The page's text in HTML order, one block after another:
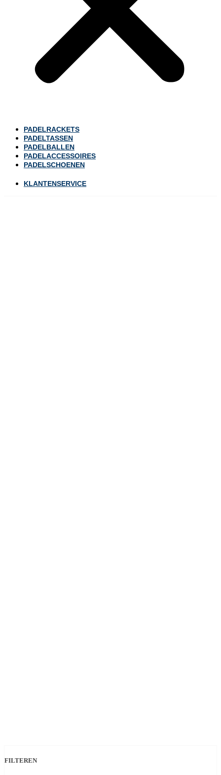
PADELRACKETS
PADELTASSEN
PADELBALLEN
PADELACCESSOIRES
PADELSCHOENEN
KLANTENSERVICE
FILTEREN